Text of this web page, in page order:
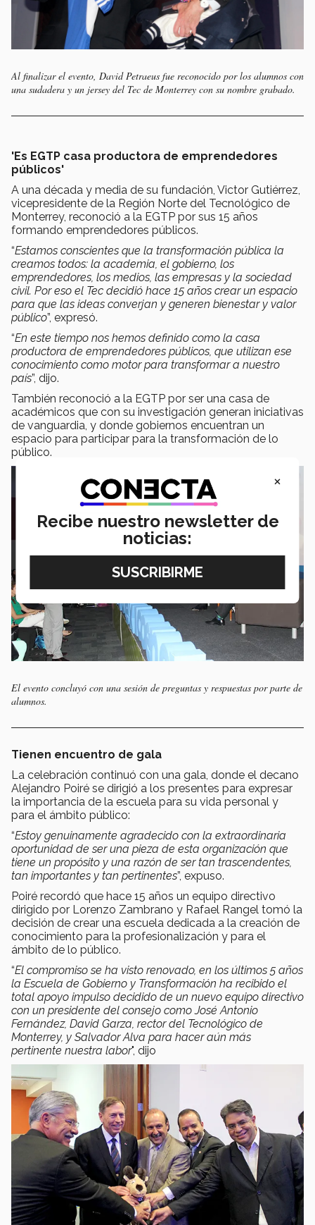
Al finalizar el evento, David Petraeus fue reconocido por los alumnos con
una sudadera y un jersey del Tec de Monterrey con su nombre grabado.
'Es EGTP casa productora de emprendedores
públicos'
A una década y media de su fundación, Victor Gutiérrez,
vicepresidente de la Región Norte del Tecnológico de
Monterrey, reconoció a la EGTP por sus 15 años
formando emprendedores públicos.
“Estamos conscientes que la transformación pública la
creamos todos: la academia, el gobierno, los
emprendedores, los medios, las empresas y la sociedad
civil. Por eso el Tec decidió hace 15 años crear un espacio
para que las ideas converjan y generen bienestar y valor
público”, expresó.
“En este tiempo nos hemos definido como la casa
productora de emprendedores públicos, que utilizan ese
conocimiento como motor para transformar a nuestro
país”, dijo.
También reconoció a la EGTP por ser una casa de
académicos que con su investigación generan iniciativas
de vanguardia, y donde gobiernos encuentran un
espacio para participar para la transformación de lo
público.
El evento concluyó con una sesión de preguntas y respuestas por parte de
alumnos.
Tienen encuentro de gala
La celebración continuó con una gala, donde el decano
Alejandro Poiré se dirigió a los presentes para expresar
la importancia de la escuela para su vida personal y
para el ámbito público:
“Estoy genuinamente agradecido con la extraordinaria
oportunidad de ser una pieza de esta organización que
tiene un propósito y una razón de ser tan trascendentes,
tan importantes y tan pertinentes”, expuso.
Poiré recordó que hace 15 años un equipo directivo
dirigido por Lorenzo Zambrano y Rafael Rangel tomó la
decisión de crear una escuela dedicada a la creación de
conocimiento para la profesionalización y para el
ámbito de lo público.
“El compromiso se ha visto renovado, en los últimos 5 años
la Escuela de Gobierno y Transformación ha recibido el
total apoyo impulso decidido de un nuevo equipo directivo
con un presidente del consejo como José Antonio
Fernández, David Garza, rector del Tecnológico de
Monterrey, y Salvador Alva para hacer aún más
pertinente nuestra labor", dijo
×
Recibe nuestro newsletter de
noticias: